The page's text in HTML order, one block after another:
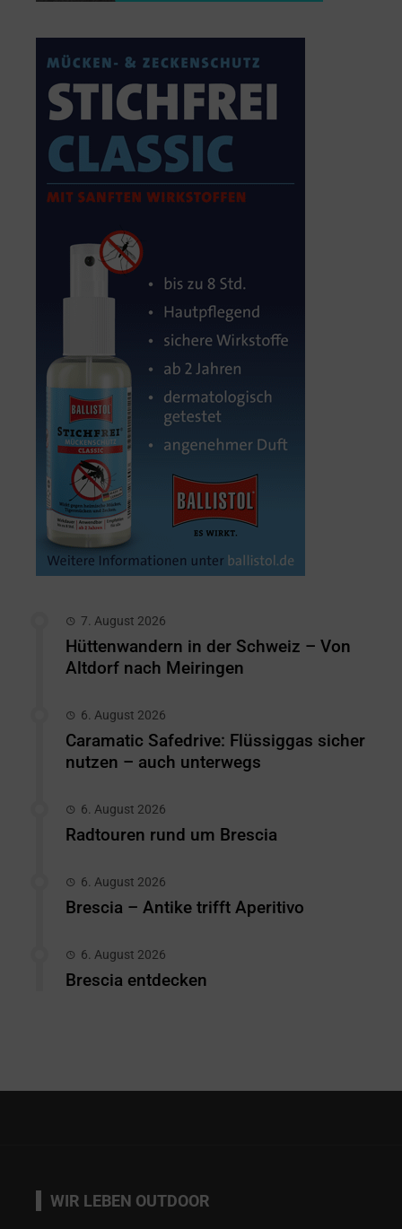
7. August 2026
Hüttenwandern in der Schweiz – Von
Altdorf nach Meiringen
6. August 2026
Caramatic Safedrive: Flüssiggas sicher
nutzen – auch unterwegs
6. August 2026
Radtouren rund um Brescia
6. August 2026
Brescia – Antike trifft Aperitivo
6. August 2026
Brescia entdecken
WIR LEBEN OUTDOOR